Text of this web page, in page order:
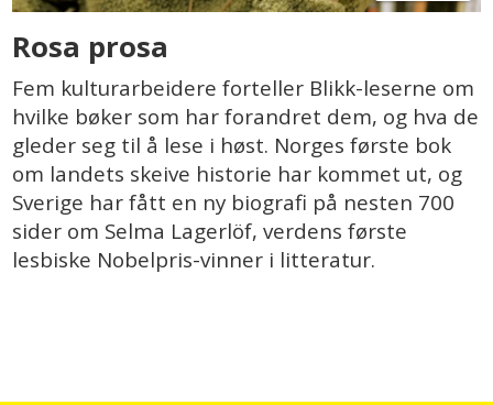
Rosa prosa
Fem kulturarbeidere forteller Blikk-leserne om
hvilke bøker som har forandret dem, og hva de
gleder seg til å lese i høst. Norges første bok
om landets skeive historie har kommet ut, og
Sverige har fått en ny biografi på nesten 700
sider om Selma Lagerlöf, verdens første
lesbiske Nobelpris-vinner i litteratur.